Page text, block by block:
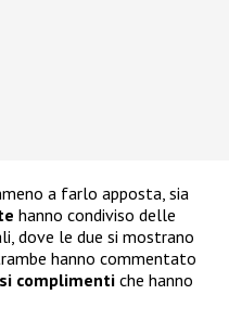
a farlo apposta, sia
hanno condiviso delle
dove le due si mostrano
hanno commentato
complimenti che hanno